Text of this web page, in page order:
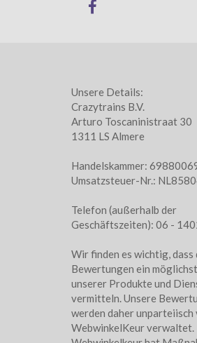
Unsere Details:
Crazytrains B.V.
Arturo Toscaninistraat 30
1311 LS Almere
Handelskammer:
Umsatzsteuer-Nr.:
Telefon (außerhalb der
Geschäftszeiten): 06 -
Wir finden es wichtig, dass
Bewertungen ein
unserer Produkte und
vermitteln. Unsere
werden daher unparteiisch
WebwinkelKeur verwaltet.